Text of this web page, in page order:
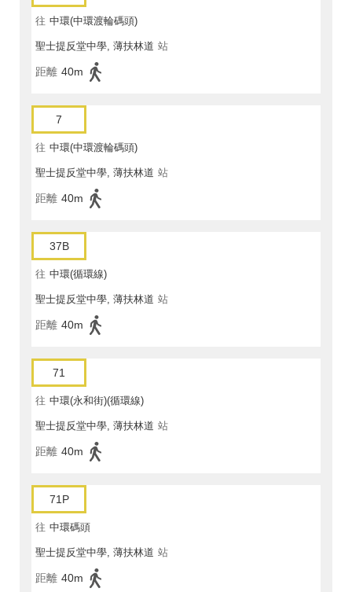
往 中環(中環渡輪碼頭)
聖士提反堂中學, 薄扶林道 站
距離 40m
7
往 中環(中環渡輪碼頭)
聖士提反堂中學, 薄扶林道 站
距離 40m
37B
往 中環(循環線)
聖士提反堂中學, 薄扶林道 站
距離 40m
71
往 中環(永和街)(循環線)
聖士提反堂中學, 薄扶林道 站
距離 40m
71P
往 中環碼頭
聖士提反堂中學, 薄扶林道 站
距離 40m